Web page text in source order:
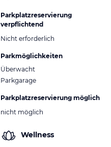
Parkplatzreservierung
verpflichtend
Nicht erforderlich
Parkmöglichkeiten
Überwacht
Parkgarage
Parkplatzreservierung möglich
nicht möglich
Wellness